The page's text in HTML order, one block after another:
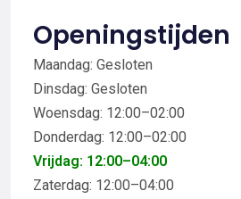
Openingstijden
Maandag: Gesloten
Dinsdag: Gesloten
Woensdag: 12:00–02:00
Donderdag: 12:00–02:00
Vrijdag: 12:00–04:00
Zaterdag: 12:00–04:00